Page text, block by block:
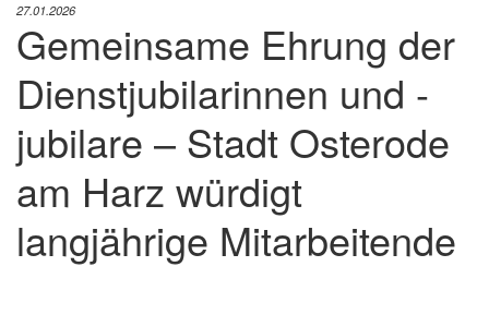
27.01.2026
Gemeinsame Ehrung der
Dienstjubilarinnen und -
jubilare – Stadt Osterode
am Harz würdigt
langjährige Mitarbeitende